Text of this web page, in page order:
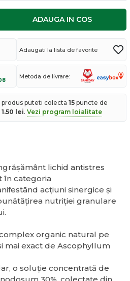
ADAUGA IN COS
Adaugati la lista de favorite
Metoda de livrare:
puteti colecta 15 puncte de
1.50 lei. Vezi program loialitate
lichid antistres
în categoria
acțiuni sinergice și
nutriției granulare
organic natural pe
mai exact de Ascophyllum
o soluție concentrată de